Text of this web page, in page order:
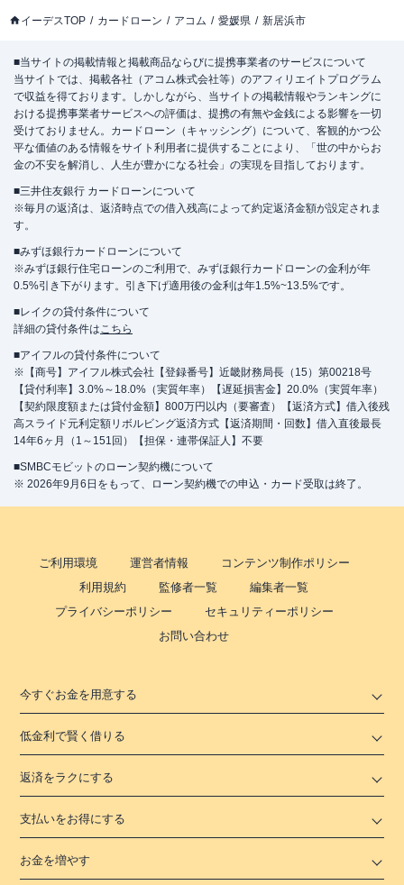
イーデスTOP カードローン アコム 愛媛県 新居浜市
■当サイトの掲載情報と掲載商品ならびに提携事業者のサービスについて
当サイトでは、掲載各社（アコム株式会社等）のアフィリエイトプログラム
で収益を得ております。しかしながら、当サイトの掲載情報やランキングに
おける提携事業者サービスへの評価は、提携の有無や金銭による影響を一切
受けておりません。カードローン（キャッシング）について、客観的かつ公
平な価値のある情報をサイト利用者に提供することにより、「世の中からお
金の不安を解消し、人生が豊かになる社会」の実現を目指しております。
■三井住友銀行 カードローンについて
※毎月の返済は、返済時点での借入残高によって約定返済金額が設定されま
す。
■みずほ銀行カードローンについて
※みずほ銀行住宅ローンのご利用で、みずほ銀行カードローンの金利が年
0.5%引き下がります。引き下げ適用後の金利は年1.5%~13.5%です。
■レイクの貸付条件について
詳細の貸付条件はこちら
■アイフルの貸付条件について
※【商号】アイフル株式会社【登録番号】近畿財務局長（15）第00218号
【貸付利率】3.0%～18.0%（実質年率）【遅延損害金】20.0%（実質年率）
【契約限度額または貸付金額】800万円以内（要審査）【返済方式】借入後残
高スライド元利定額リボルビング返済方式【返済期間・回数】借入直後最長
14年6ヶ月（1～151回）【担保・連帯保証人】不要
■SMBCモビットのローン契約機について
※ 2026年9月6日をもって、ローン契約機での申込・カード受取は終了。
ご利用環境 運営者情報
コンテンツ制作ポリシー
利用規約
監修者一覧
編集者一覧
プライバシーポリシー
セキュリティーポリシー
お問い合わせ
今すぐお金を用意する
低金利で賢く借りる
返済をラクにする
支払いをお得にする
お金を増やす